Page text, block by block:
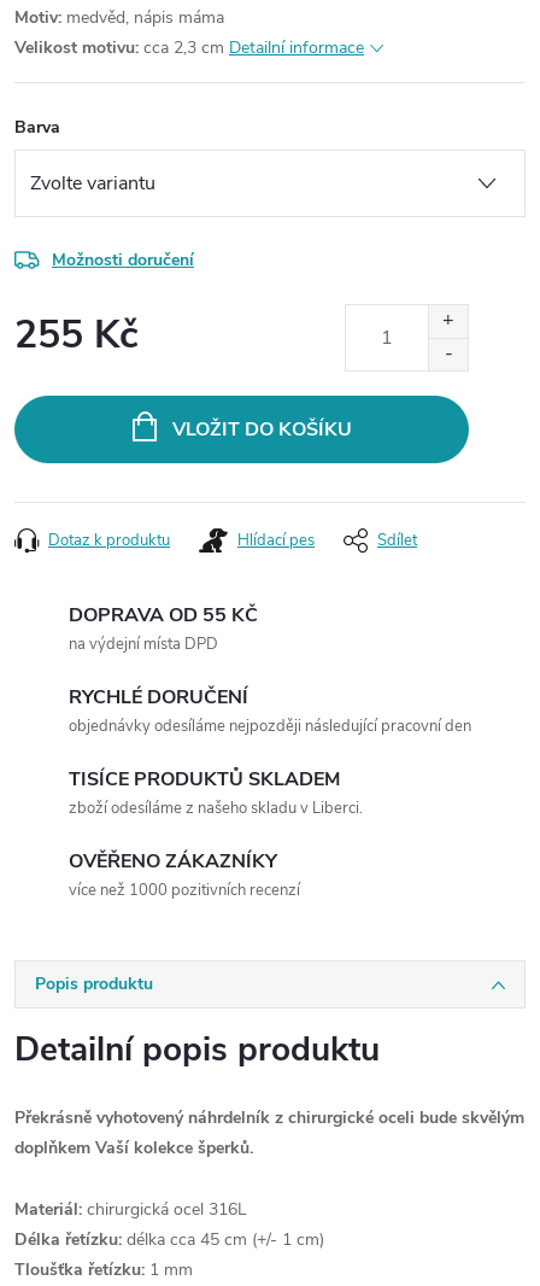
Motiv: medvěd, nápis máma
Velikost motivu: cca 2,3 cm Detailní informace
Barva
Možnosti doručení
255 Kč
VLOŽIT DO KOŠÍKU
Dotaz k produktu Hlídací pes Sdílet
DOPRAVA OD 55 KČ
na výdejní místa DPD
RYCHLÉ DORUČENÍ
objednávky odesíláme nejpozději následující pracovní den
TISÍCE PRODUKTŮ SKLADEM
zboží odesíláme z našeho skladu v Liberci.
OVĚŘENO ZÁKAZNÍKY
více než 1000 pozitivních recenzí
Popis produktu
Detailní popis produktu
Překrásně vyhotovený náhrdelník z chirurgické oceli bude skvělým
doplňkem Vaší kolekce šperků.
Materiál: chirurgická ocel 316L
Délka řetízku: délka cca 45 cm (+/- 1 cm)
Tloušťka řetízku: 1 mm